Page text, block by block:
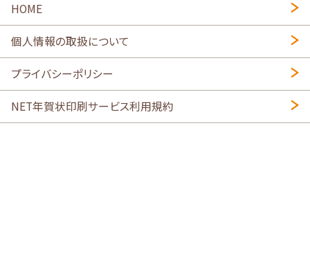
HOME
個人情報の取扱について
プライバシーポリシー
NET年賀状印刷サービス利用規約